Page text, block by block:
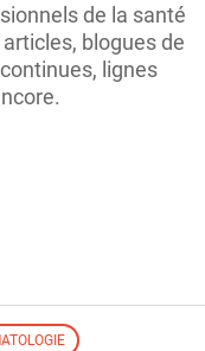
de la santé
blogues de
lignes